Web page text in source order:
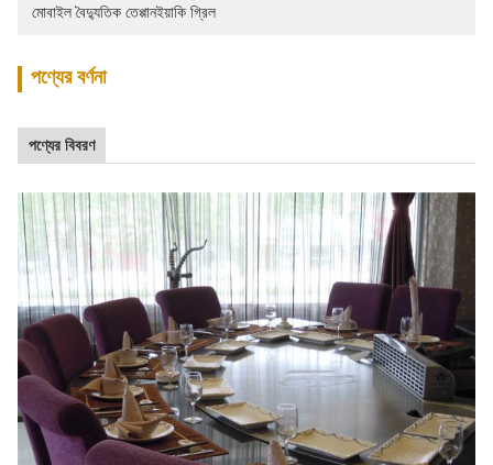
মোবাইল বৈদ্যুতিক তেপ্পানইয়াকি গ্রিল
পণ্যের বর্ণনা
পণ্যের বিবরণ